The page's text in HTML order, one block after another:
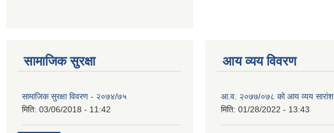
सामाजिक सुरक्षा
सामाजिक सुरक्षा विवरण - २०७४/७५
मिति: 03/06/2018 - 11:42
आय व्यय विवरण
आ.व. २०७७/०७८ को आय व्यय सारांश
मिति: 01/28/2022 - 13:43